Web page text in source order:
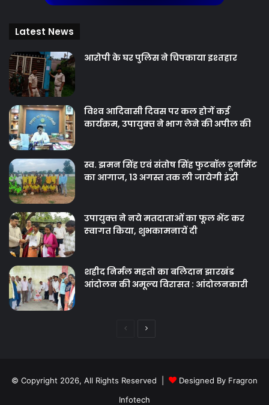
Latest News
आरोपी के घर पुलिस ने चिपकाया इश्तहार
विश्‍व आदिवासी दिवस पर कल होगें कई
कार्यक्रम, उपायुक्‍त ने भाग लेने की अपील की
स्व. झमन सिंह एवं संतोष सिंह फुटबॉल टूर्नामेंट
का आगाज, 13 अगस्त तक ली जायेगी इंट्री
उपायुक्‍त ने नये मतदाताओंं का फूल भेंट कर
स्‍वागत किया, शुभकामनायें दी
शहीद निर्मल महतो का बलिदान झारखंड
आंदोलन की अमूल्य विरासत : आंदोलनकारी
PreviousNext
© Copyright 2026, All Rights Reserved |
Designed By Fragron
Infotech